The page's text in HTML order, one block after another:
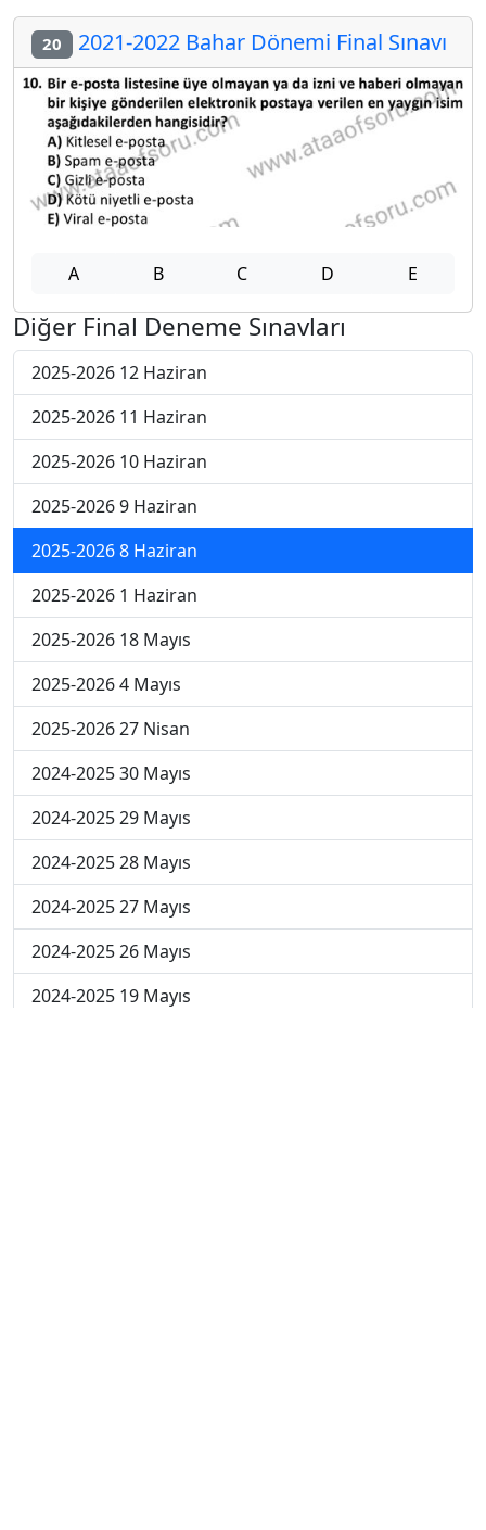
20 2021-2022 Bahar Dönemi Final Sınavı
A B C D E
Diğer Final Deneme Sınavları
2025-2026 12 Haziran
2025-2026 11 Haziran
2025-2026 10 Haziran
2025-2026 9 Haziran
2025-2026 8 Haziran
2025-2026 1 Haziran
2025-2026 18 Mayıs
2025-2026 4 Mayıs
2025-2026 27 Nisan
2024-2025 30 Mayıs
2024-2025 29 Mayıs
2024-2025 28 Mayıs
2024-2025 27 Mayıs
2024-2025 26 Mayıs
2024-2025 19 Mayıs